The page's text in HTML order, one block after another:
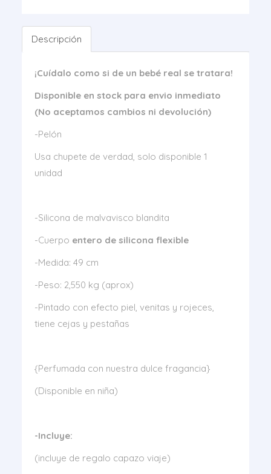
Descripción
¡Cuídalo como si de un bebé real se tratara!
Disponible en stock para envio inmediato
(No aceptamos cambios ni devolución)
-Pelón
Usa chupete de verdad, solo disponible 1
unidad
-Silicona de malvavisco blandita
-Cuerpo entero de silicona flexible
-Medida: 49 cm
-Peso: 2,550 kg (aprox)
-Pintado con efecto piel, venitas y rojeces,
tiene cejas y pestañas
{Perfumada con nuestra dulce fragancia}
(Disponible en niña)
-Incluye:
(incluye de regalo capazo viaje)